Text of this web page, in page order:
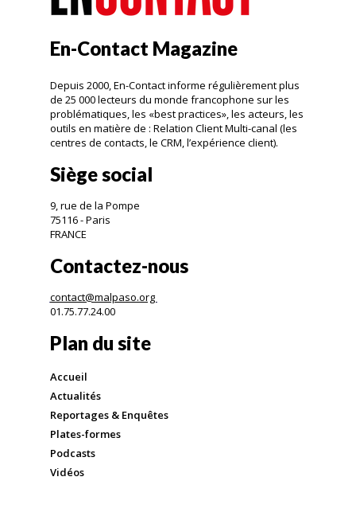
En-Contact Magazine
Depuis 2000, En-Contact informe régulièrement plus
de 25 000 lecteurs du monde francophone sur les
problématiques, les «best practices», les acteurs, les
outils en matière de : Relation Client Multi-canal (les
centres de contacts, le CRM, l’expérience client).
Siège social
9, rue de la Pompe
75116 - Paris
FRANCE
Contactez-nous
contact@malpaso.org
01.75.77.24.00
Plan du site
Accueil
Actualités
Reportages & Enquêtes
Plates-formes
Podcasts
Vidéos